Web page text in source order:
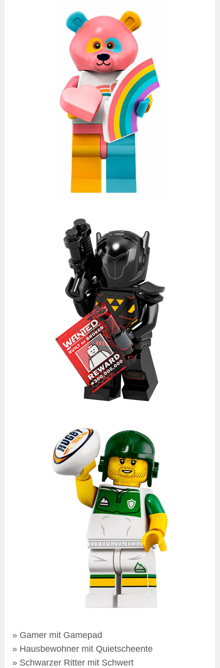
» Gamer mit Gamepad
» Hausbewohner mit Quietscheente
» Schwarzer Ritter mit Schwert